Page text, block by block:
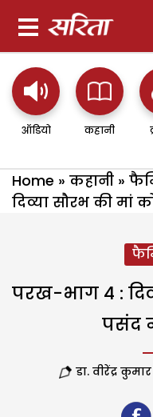
ऑडियो कहानी
Home » कहानी »
दिव्या सौरभ की मां
परख-भाग 4 :
पसंद
डा. वीरेंद्र